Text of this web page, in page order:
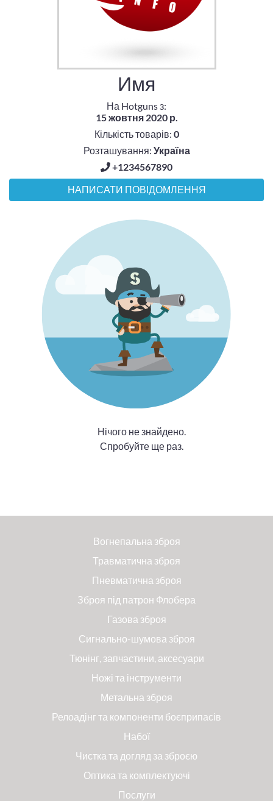
Имя
На Hotguns з:
15 жовтня 2020 р.
Кількість товарів: 0
Розташування: Україна
+1234567890
НАПИСАТИ ПОВІДОМЛЕННЯ
Нічого не знайдено.
Спробуйте ще раз.
Вогнепальна зброя
Травматична зброя
Пневматична зброя
Зброя під патрон Флобера
Газова зброя
Сигнально-шумова зброя
Тюнінг, запчастини, аксесуари
Ножі та інструменти
Метальна зброя
Релоадінг та компоненти боєприпасів
Набої
Чистка та догляд за зброєю
Оптика та комплектуючі
Послуги